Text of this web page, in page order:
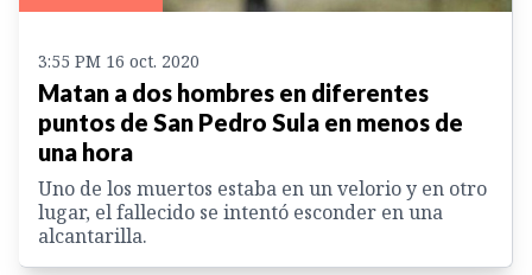
3:55 PM 16 oct. 2020
Matan a dos hombres en diferentes
puntos de San Pedro Sula en menos de
una hora
Uno de los muertos estaba en un velorio y en otro
lugar, el fallecido se intentó esconder en una
alcantarilla.